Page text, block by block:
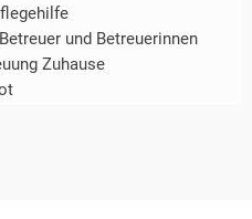
und Betreuerinnen
Zuhause